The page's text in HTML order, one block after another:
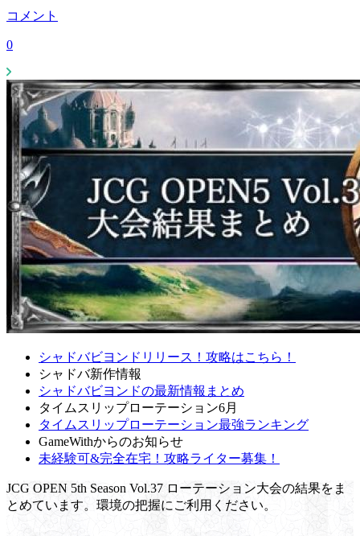
コメント
0
シャドバビヨンドリリース！攻略はこちら！
シャドバ新作情報
シャドバビヨンドの最新情報まとめ
タイムスリップローテーション6月
タイムスリップローテーション最強ランキング
GameWithからのお知らせ
未経験可&完全在宅！攻略ライター募集！
JCG OPEN 5th Season Vol.37 ローテーション大会の結果をま
とめています。環境の把握にご利用ください。